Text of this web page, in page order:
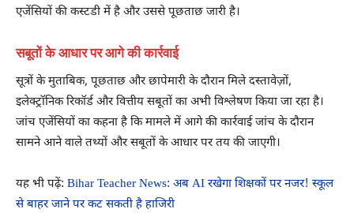
एजेंसियों की कस्टडी में है और उससे पूछताछ जारी है।
सबूतों के आधार पर आगे की कार्रवाई
सूत्रों के मुताबिक, पूछताछ और छापेमारी के दौरान मिले दस्तावेज़ों,
इलेक्ट्रॉनिक रिकॉर्ड और वित्तीय सबूतों का अभी विश्लेषण किया जा रहा है।
जांच एजेंसियों का कहना है कि मामले में आगे की कार्रवाई जांच के दौरान
सामने आने वाले तथ्यों और सबूतों के आधार पर तय की जाएगी।
यह भी पढ़ें: Bihar Teacher News: अब AI रखेगा शिक्षकों पर नजर! स्कूल
से बाहर जाने पर कट सकती है हाजिरी